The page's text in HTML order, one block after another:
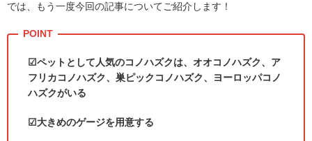
では、もう一度今回の記事についてご紹介します！
☑ペットとして人気のコノハズクは、オオコノハズク、ア
フリカコノハズク、巣ピックコノハズク、ヨーロッパコノ
ハズクがいる
☑大きめのゲージを用意する